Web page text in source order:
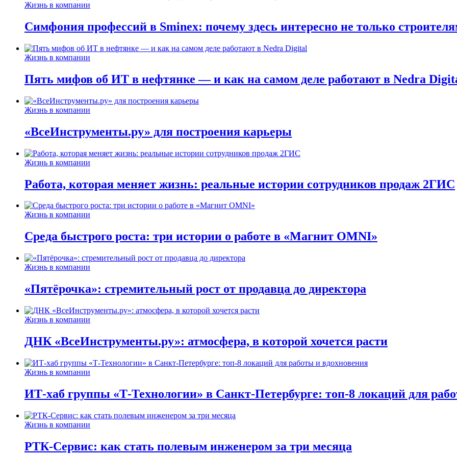
Жизнь в компании
Симфония профессий в Sminex: почему здесь интересно не только
Жизнь в компании
Пять мифов об ИТ в нефтянке — и как на самом деле работают в Nedra
Жизнь в компании
«ВсеИнструменты.ру» для построения карьеры
Жизнь в компании
Работа, которая меняет жизнь: реальные истории сотрудников продаж 2ГИС
Жизнь в компании
Среда быстрого роста: три истории о работе в «Магнит OMNI»
Жизнь в компании
«Пятёрочка»: стремительный рост от продавца до директора
Жизнь в компании
ДНК «ВсеИнструменты.ру»: атмосфера, в которой хочется расти
Жизнь в компании
ИТ-хаб группы «Т-Технологии» в Санкт-Петербурге: топ-8 локаций для
Жизнь в компании
РТК-Сервис: как стать полевым инженером за три месяца